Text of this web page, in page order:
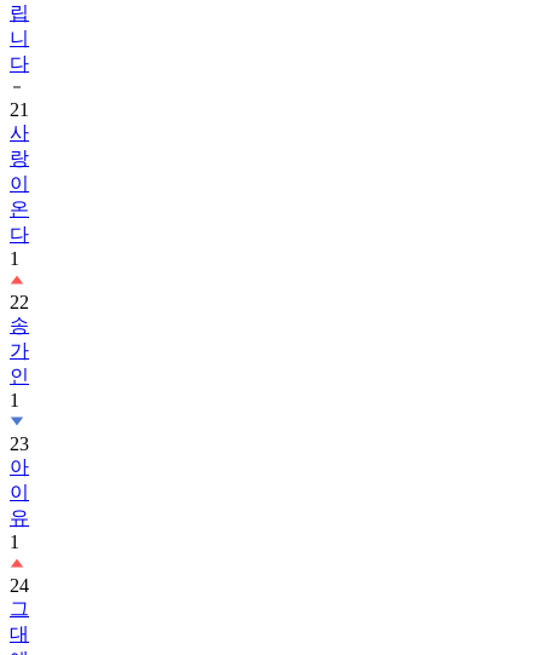
립
니
다
21
사
랑
이
온
다
1
22
송
가
인
1
23
아
이
유
1
24
그
대